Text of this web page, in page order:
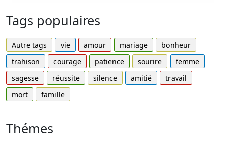
Tags populaires
Autre tags vie amour mariage
bonheur
trahison
courage patience sourire
femme
sagesse
réussite silence amitié
travail
mort
famille
Thémes